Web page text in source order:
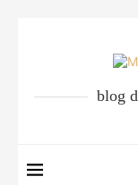
blog